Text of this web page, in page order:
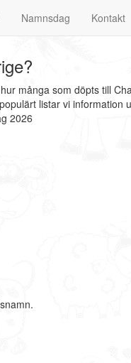
Namnsdag Kontakt
många som döpts till
listar vi information
2026